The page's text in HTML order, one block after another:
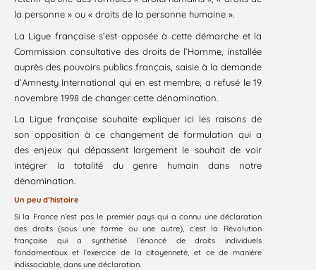
la personne » ou « droits de la personne humaine ».
La Ligue française s’est opposée à cette démarche et la
Commission consultative des droits de l’Homme, installée
auprès des pouvoirs publics français, saisie à la demande
d’Amnesty International qui en est membre, a refusé le 19
novembre 1998 de changer cette dénomination.
La Ligue française souhaite expliquer ici les raisons de
son opposition à ce changement de formulation qui a
des enjeux qui dépassent largement le souhait de voir
intégrer la totalité du genre humain dans notre
dénomination.
Un peu d’histoire
Si la France n’est pas le premier pays qui a connu une déclaration
des droits (sous une forme ou une autre), c’est la Révolution
française qui a synthétisé l’énoncé de droits individuels
fondamentaux et l’exercice de la citoyenneté, et ce de manière
indissociable, dans une déclaration.